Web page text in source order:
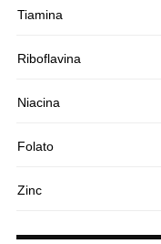
Tiamina
Riboflavina
Niacina
Folato
Zinc